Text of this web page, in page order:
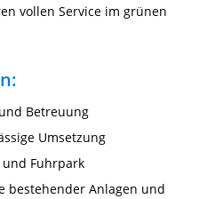
vollen Service im grünen
Betreuung
Umsetzung
Fuhrpark
bestehender Anlagen und